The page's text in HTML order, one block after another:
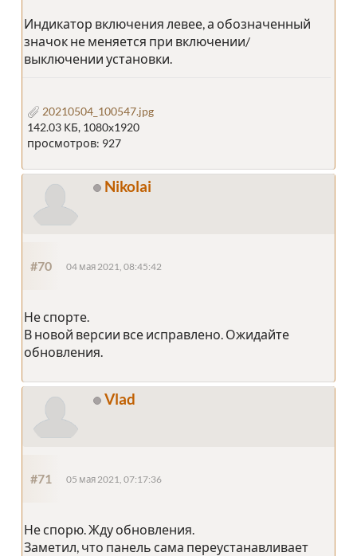
Индикатор включения левее, а обозначенный
значок не меняется при включении/
выключении установки.
20210504_100547.jpg
142.03 КБ, 1080x1920
просмотров: 927
Nikolai
#70 04 мая 2021, 08:45:42
Не спорте.
В новой версии все исправлено. Ожидайте
обновления.
Vlad
#71 05 мая 2021, 07:17:36
Не спорю. Жду обновления.
Заметил, что панель сама переустанавливает